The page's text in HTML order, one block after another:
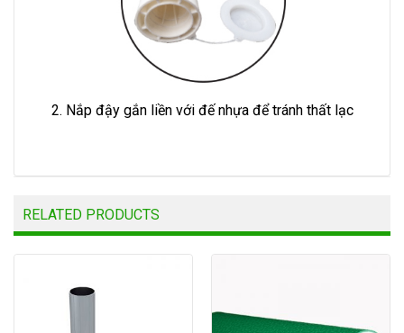
2. Nắp đậy gắn liền với đế nhựa để tránh thất lạc
RELATED PRODUCTS